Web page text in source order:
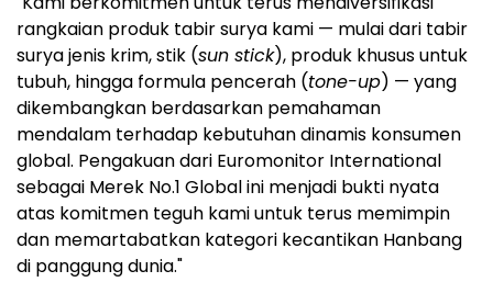
rangkaian produk tabir surya kami — mulai dari tabir
surya jenis krim, stik (sun stick), produk khusus untuk
tubuh, hingga formula pencerah (tone-up) — yang
dikembangkan berdasarkan pemahaman
mendalam terhadap kebutuhan dinamis konsumen
global. Pengakuan dari Euromonitor International
sebagai Merek No.1 Global ini menjadi bukti nyata
atas komitmen teguh kami untuk terus memimpin
dan memartabatkan kategori kecantikan Hanbang
di panggung dunia."